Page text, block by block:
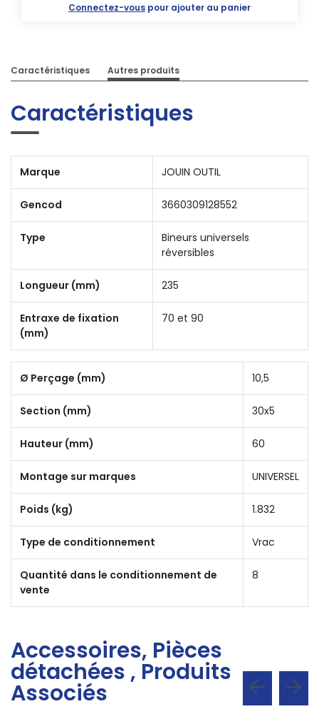
Connectez-vous pour ajouter au panier
Caractéristiques Autres produits
Caractéristiques
Marque JOUIN OUTIL
Gencod 3660309128552
Type
Bineurs universels
réversibles
Longueur (mm) 235
Entraxe de fixation
(mm)
70 et 90
Ø Perçage (mm) 10,5
Section (mm) 30x5
Hauteur (mm) 60
Montage sur marques UNIVERSEL
Poids (kg) 1.832
Type de conditionnement Vrac
Quantité dans le conditionnement de
vente
8
Accessoires, Pièces
détachées , Produits
Associés